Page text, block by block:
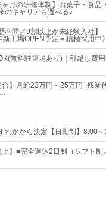
ヶ月の研修体制】お菓子・食
のキャリアも選べる♪
不問／9割以上が未経験入社
工場OPEN予定＝積極採用中》
無料駐車場あり)｜引越し費
合】月給23万円～25万円+残
…
れかから決定【日勤制】8:00
】■完全週休2日制（シフト